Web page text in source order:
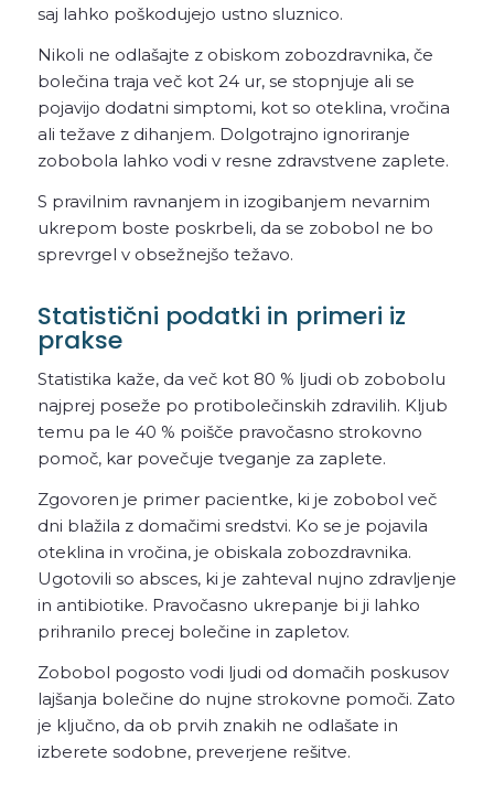
saj lahko poškodujejo ustno sluznico.
Nikoli ne odlašajte z obiskom zobozdravnika, če
bolečina traja več kot 24 ur, se stopnjuje ali se
pojavijo dodatni simptomi, kot so oteklina, vročina
ali težave z dihanjem. Dolgotrajno ignoriranje
zobobola lahko vodi v resne zdravstvene zaplete.
S pravilnim ravnanjem in izogibanjem nevarnim
ukrepom boste poskrbeli, da se zobobol ne bo
sprevrgel v obsežnejšo težavo.
Statistični podatki in primeri iz
prakse
Statistika kaže, da več kot 80 % ljudi ob zobobolu
najprej poseže po protibolečinskih zdravilih. Kljub
temu pa le 40 % poišče pravočasno strokovno
pomoč, kar povečuje tveganje za zaplete.
Zgovoren je primer pacientke, ki je zobobol več
dni blažila z domačimi sredstvi. Ko se je pojavila
oteklina in vročina, je obiskala zobozdravnika.
Ugotovili so absces, ki je zahteval nujno zdravljenje
in antibiotike. Pravočasno ukrepanje bi ji lahko
prihranilo precej bolečine in zapletov.
Zobobol pogosto vodi ljudi od domačih poskusov
lajšanja bolečine do nujne strokovne pomoči. Zato
je ključno, da ob prvih znakih ne odlašate in
izberete sodobne, preverjene rešitve.